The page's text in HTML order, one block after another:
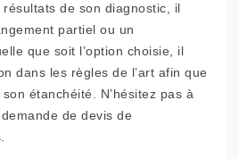
de son diagnostic, il
partiel ou un
que soit l’option choisie, il
dans les règles de l’art afin que
étanchéité. N’hésitez pas à
de devis de